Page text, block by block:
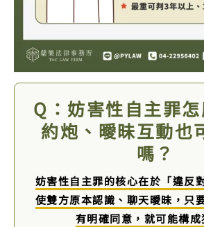
Q：妨害性自主罪怎
約炮、曖昧互動也
嗎？
妨害性自主罪的核心在於「違反
使雙方原本認識、聊天曖昧，只
有明確同意，就可能構成